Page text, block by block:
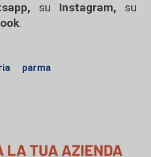
su Instagram, su
.
parma